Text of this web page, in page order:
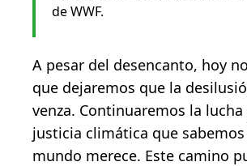
de WWF.
A pesar del desencanto, hoy
que dejaremos que la
venza. Continuaremos la
justicia climática que
mundo merece. Este camino